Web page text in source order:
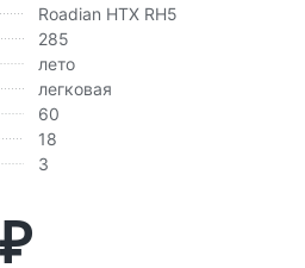
Roadian HTX RH5
285
лето
легковая
60
18
3
₽